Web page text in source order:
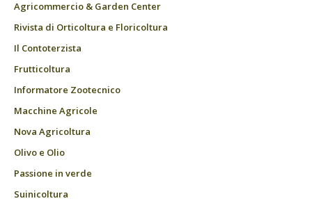
Agricommercio & Garden Center
Rivista di Orticoltura e Floricoltura
Il Contoterzista
Frutticoltura
Informatore Zootecnico
Macchine Agricole
Nova Agricoltura
Olivo e Olio
Passione in verde
Suinicoltura